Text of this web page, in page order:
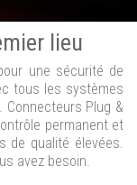
lieu
une sécurité de
tous les systèmes
Plug &
permanent et
de qualité élevées.
avez besoin.